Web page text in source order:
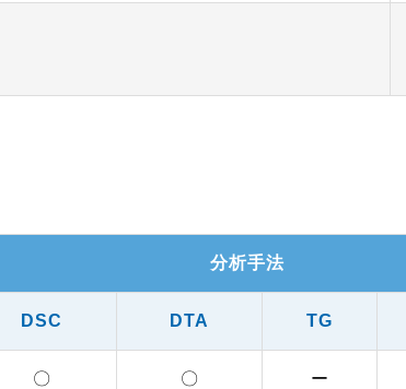
分析手法
DSC DTA TG
〇 〇 ー